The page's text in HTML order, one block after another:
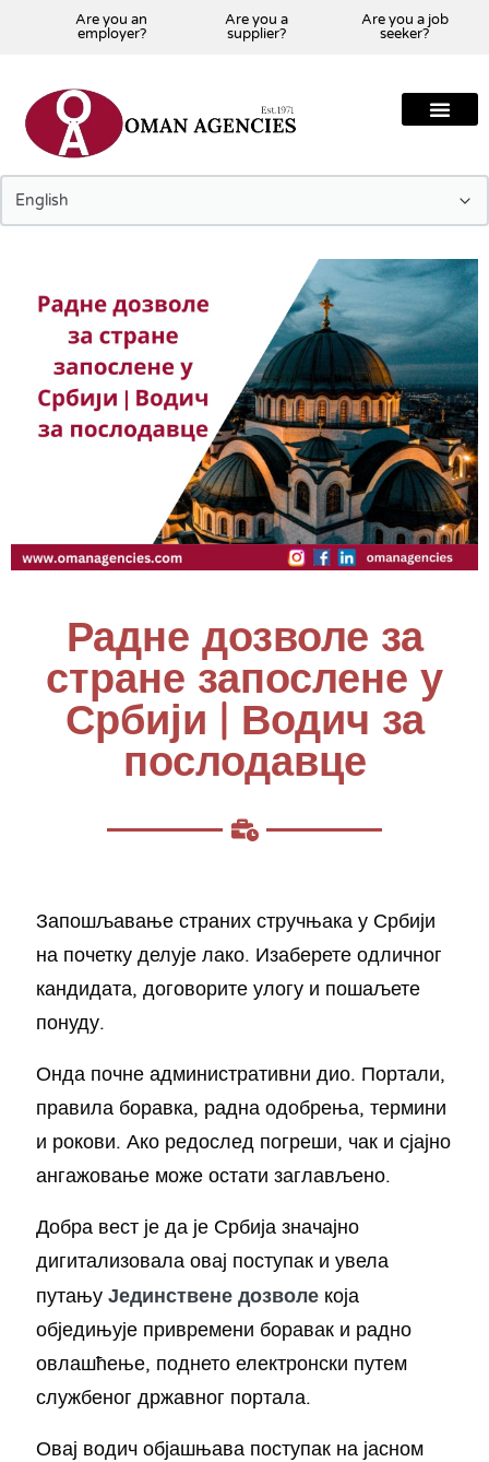
Are you an
employer?
Are you a
supplier?
Are you a job
seeker?
Радне дозволе за
стране запослене у
Србији | Водич за
послодавце
Запошљавање страних стручњака у Србији
на почетку делује лако. Изаберете одличног
кандидата, договорите улогу и пошаљете
понуду.
Онда почне административни дио. Портали,
правила боравка, радна одобрења, термини
и рокови. Ако редослед погреши, чак и сјајно
ангажовање може остати заглављено.
Добра вест је да је Србија значајно
дигитализовала овај поступак и увела
путању Јединствене дозволе која
обједињује привремени боравак и радно
овлашћење, поднето електронски путем
службеног државног портала.
Овај водич објашњава поступак на јасном